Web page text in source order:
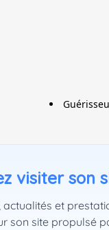
visiter son
et
son site propulsé